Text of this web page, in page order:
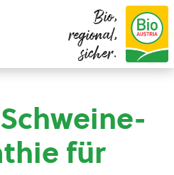
Bio,
regional,
sicher.
für